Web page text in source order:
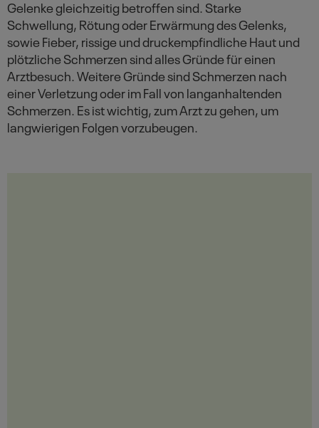
Gelenke gleichzeitig betroffen sind. Starke
Schwellung, Rötung oder Erwärmung des Gelenks,
sowie Fieber, rissige und druckempfindliche Haut und
plötzliche Schmerzen sind alles Gründe für einen
Arztbesuch. Weitere Gründe sind Schmerzen nach
einer Verletzung oder im Fall von langanhaltenden
Schmerzen. Es ist wichtig, zum Arzt zu gehen, um
langwierigen Folgen vorzubeugen.